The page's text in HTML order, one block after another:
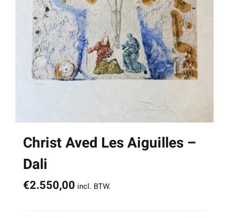
Christ Aved Les Aiguilles –
Dali
€2.550,00 incl. BTW.